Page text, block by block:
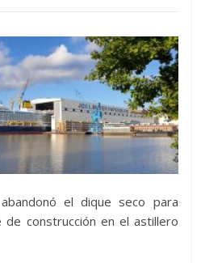
el dique seco para
de construcción en el astillero